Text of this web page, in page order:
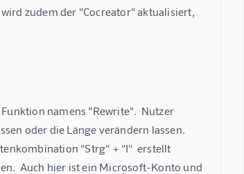
zudem der "Cocreator" aktualisiert,
namens "Rewrite".  Nutzer
oder die Länge verändern lassen.
"Strg" + "I"  erstellt
Auch hier ist ein Microsoft-Konto und